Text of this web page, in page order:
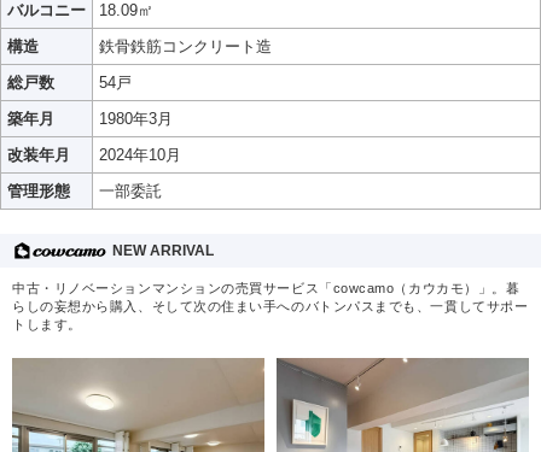
バルコニー
18.09㎡
構造
鉄骨鉄筋コンクリート造
総戸数
54戸
築年月
1980年3月
改装年月
2024年10月
管理形態
一部委託
NEW ARRIVAL
中古・リノベーションマンションの売買サービス「cowcamo（カウカモ）」。暮
らしの妄想から購入、そして次の住まい手へのバトンパスまでも、一貫してサポー
トします。